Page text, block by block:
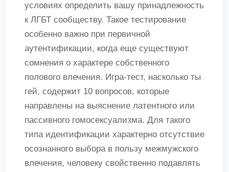
условиях определить вашу принадлежность
к ЛГБТ сообществу. Такое тестирование
особенно важно при первичной
аутентификации, когда еще существуют
сомнения о характере собственного
полового влечения. Игра-тест, насколько ты
гей, содержит 10 вопросов, которые
направлены на выяснение латентного или
пассивного гомосексуализма. Для такого
типа идентификации характерно отсутствие
осознанного выбора в пользу межмужского
влечения, человеку свойственно подавлять